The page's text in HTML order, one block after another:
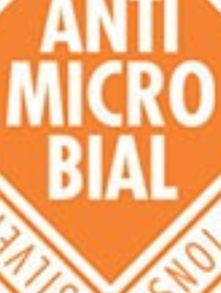
SILVER IONS ANTIMICROBIAL